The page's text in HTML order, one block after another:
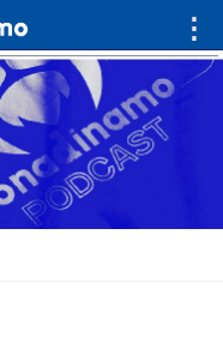
⋮